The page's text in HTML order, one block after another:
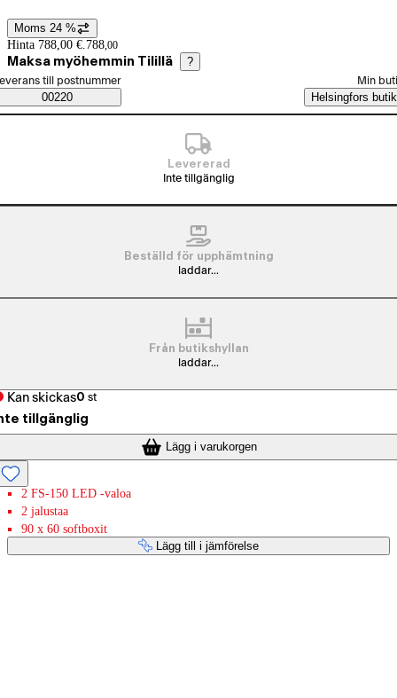
Prisinformation
Moms 24 %
Hinta 788,00 €. 788,00
Maksa myöhemmin Tilillä ?
Saatavuustiedot
beställningssätt
till postnummer
00220
Min
Helsingfors butik
Levererad
Inte tillgänglig
Beställd för upphämtning
laddar...
Från butikshyllan
laddar...
Kan skickas0 st
tillgänglig
Lägg i varukorgen
2 FS-150 LED -valoa
2 jalustaa
90 x 60 softboxit
Lägg till i jämförelse